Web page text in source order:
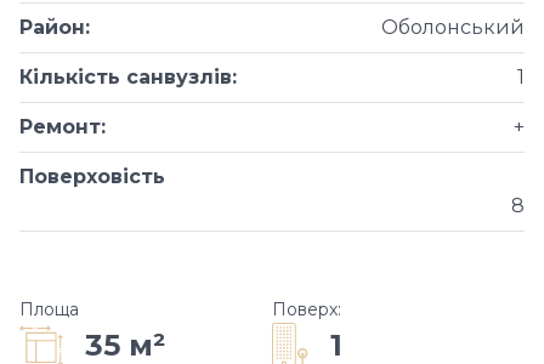
Район: Оболонський
Кількість санвузлів: 1
Ремонт: +
Поверховість
8
Площа
35 м²
Поверх:
1